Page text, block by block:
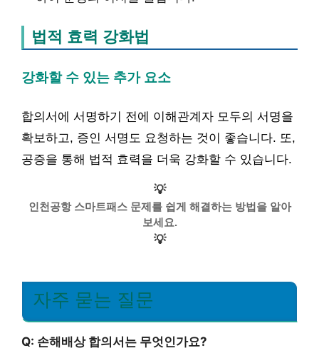
법적 효력 강화법
강화할 수 있는 추가 요소
합의서에 서명하기 전에 이해관계자 모두의 서명을
확보하고, 증인 서명도 요청하는 것이 좋습니다. 또,
공증을 통해 법적 효력을 더욱 강화할 수 있습니다.
💡
인천공항 스마트패스 문제를 쉽게 해결하는 방법을 알아
보세요.
💡
자주 묻는 질문
Q: 손해배상 합의서는 무엇인가요?